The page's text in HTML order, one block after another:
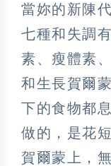
當妳的新陳
七種和失調
素、瘦體素
和生長賀爾
下的食物都
做的，是花
賀爾蒙上，